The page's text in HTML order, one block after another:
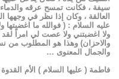
سيفة ، فكانت تمسح عرقه
العالقة ، وكان إذا نظر في
عليه السلام : ( فوالله ما
ولا اغضبتني ولا عصت لي امراً
والاحزان) وهذا هو المطلوب من
والجمال المعنوى …
فاطمة ( عليها السلام ) الأم القدوة